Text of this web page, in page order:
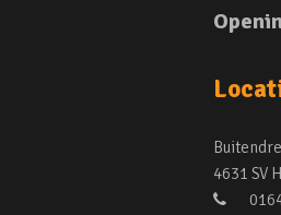
4631 SV